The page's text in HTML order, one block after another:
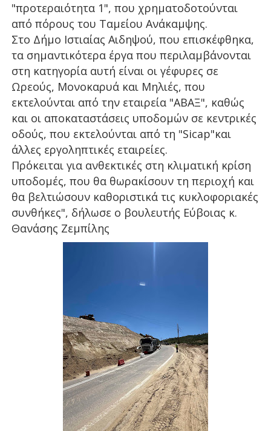
"προτεραιότητα 1", που χρηματοδοτούνται
από πόρους του Ταμείου Ανάκαμψης.
Στο Δήμο Ιστιαίας Αιδηψού, που επισκέφθηκα,
τα σημαντικότερα έργα που περιλαμβάνονται
στη κατηγορία αυτή είναι οι γέφυρες σε
Ωρεούς, Μονοκαρυά και Μηλιές, που
εκτελούνται από την εταιρεία "ΑΒΑΞ", καθώς
και οι αποκαταστάσεις υποδομών σε κεντρικές
οδούς, που εκτελούνται από τη "Sicap"και
άλλες εργοληπτικές εταιρείες.
Πρόκειται για ανθεκτικές στη κλιματική κρίση
υποδομές, που θα θωρακίσουν τη περιοχή και
θα βελτιώσουν καθοριστικά τις κυκλοφοριακές
συνθήκες", δήλωσε ο βουλευτής Εύβοιας κ.
Θανάσης Ζεμπίλης